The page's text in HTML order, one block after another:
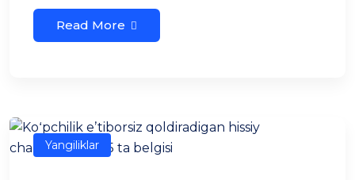
Read More
Yangiliklar